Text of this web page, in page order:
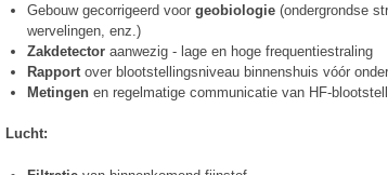
Gebouw gecorrigeerd voorgeobiologie(ondergrondse
wervelingen, enz.)
Zakdetectoraanwezig - lage en hoge frequentiestraling
Rapportover blootstellingsniveau binnenshuis vóór
Metingenen regelmatige communicatie van HF-
Lucht: